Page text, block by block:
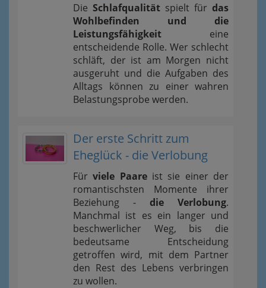
Die Schlafqualität spielt für das
Wohlbefinden und die
Leistungsfähigkeit eine
entscheidende Rolle. Wer schlecht
schläft, der ist am Morgen nicht
ausgeruht und die Aufgaben des
Alltags können zu einer wahren
Belastungsprobe werden.
Der erste Schritt zum
Eheglück - die Verlobung
Fürviele Paareist sie einer der
romantischsten Momente ihrer
Beziehung - die Verlobung.
Manchmal ist es ein langer und
beschwerlicher Weg, bis die
bedeutsame Entscheidung
getroffen wird, mit dem Partner
den Rest des Lebens verbringen
zu wollen.